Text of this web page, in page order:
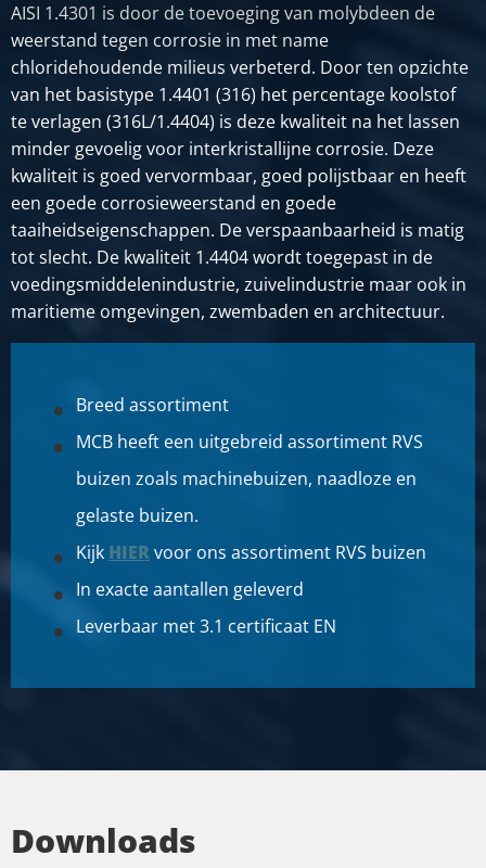
AISI 1.4301 is door de toevoeging van molybdeen de
weerstand tegen corrosie in met name
chloridehoudende milieus verbeterd. Door ten opzichte
van het basistype 1.4401 (316) het percentage koolstof
te verlagen (316L/1.4404) is deze kwaliteit na het lassen
minder gevoelig voor interkristallijne corrosie. Deze
kwaliteit is goed vervormbaar, goed polijstbaar en heeft
een goede corrosieweerstand en goede
taaiheidseigenschappen. De verspaanbaarheid is matig
tot slecht. De kwaliteit 1.4404 wordt toegepast in de
voedingsmiddelenindustrie, zuivelindustrie maar ook in
maritieme omgevingen, zwembaden en architectuur.
Breed assortiment
MCB heeft een uitgebreid assortiment RVS
buizen zoals machinebuizen, naadloze en
gelaste buizen.
Kijk HIERvoor ons assortiment RVS buizen
In exacte aantallen geleverd
Leverbaar met 3.1 certificaat EN
Downloads